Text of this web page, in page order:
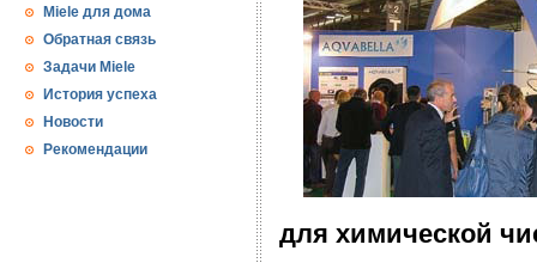
Miele для дома
Обратная связь
Задачи Miele
История успеха
Новости
Рекомендации
для химической